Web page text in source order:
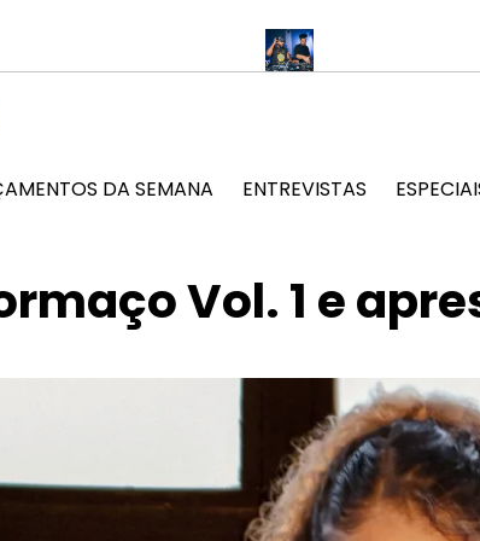
no Rock in Rio
DA SEMANA ENTREVISTAS
Vol. 1 e